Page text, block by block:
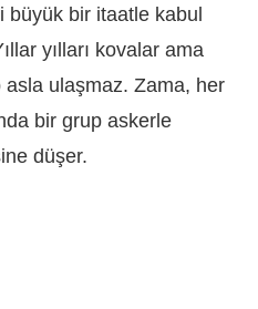
büyük bir itaatle kabul
yılları kovalar ama
ulaşmaz. Zama, her
bir grup askerle
düşer.